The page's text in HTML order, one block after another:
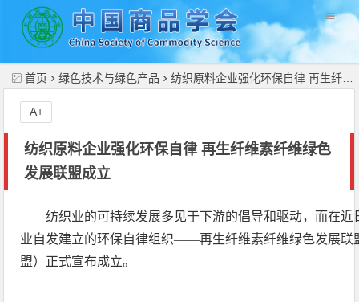
首页 绿色技术与绿色产品 纺织原料企业强化环保自律 再生纤维素纤维绿色发展联盟成立
纺织原料企业强化环保自律 再生纤维素纤维绿色
发展联盟成立
A+
纺织业的可持续发展多见于下游的倡导和驱动，而在
业自发建立的环保自律组织——再生纤维素纤维绿色发展联
盟）正式宣布成立。